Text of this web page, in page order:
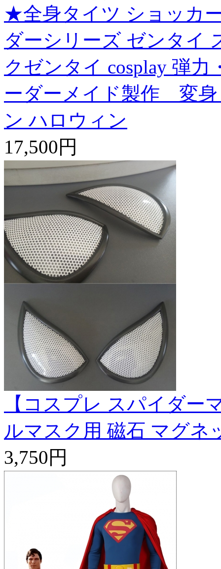
★全身タイツ ショッカ
ダーシリーズ ゼンタイ
クゼンタイ cosplay 弾
ーダーメイド製作 変
ン ハロウィン
17,500円
【コスプレ スパイダ
ルマスク用 磁石 マグネ
3,750円